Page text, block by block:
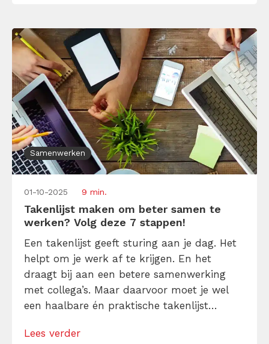
Samenwerken
01-10-2025 9 min.
Takenlijst maken om beter samen te
werken? Volg deze 7 stappen!
Een takenlijst geeft sturing aan je dag. Het
helpt om je werk af te krijgen. En het
draagt bij aan een betere samenwerking
met collega’s. Maar daarvoor moet je wel
een haalbare én praktische takenlijst
Takenlijsten zijn vaak niet concreet genoeg,
Lees verder